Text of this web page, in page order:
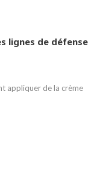
lignes de défense
appliquer de la crème